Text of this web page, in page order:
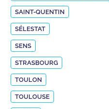
SAINT-QUENTIN
SÉLESTAT
SENS
STRASBOURG
TOULON
TOULOUSE